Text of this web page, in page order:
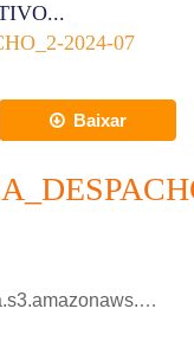
2024-07
Baixar
2_2024_07.csv